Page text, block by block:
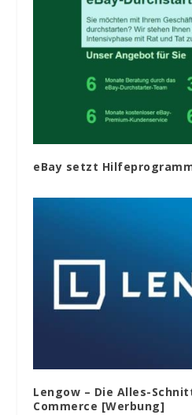
eBay setzt
Lengow – Die Alles-
Commerce [Werbung]